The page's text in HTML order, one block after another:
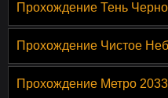
Прохождение Тень
Прохождение Чистое
Прохождение Метро 2033